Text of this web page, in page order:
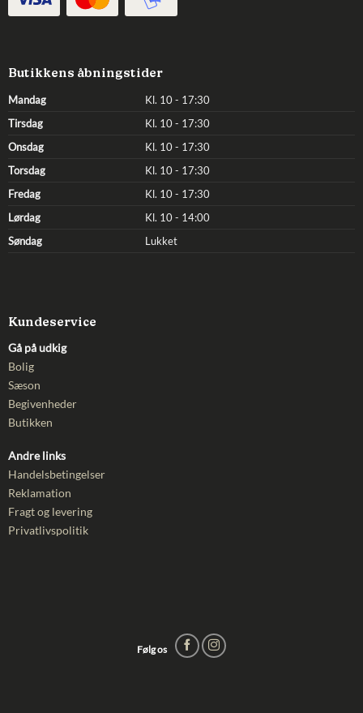
Butikkens åbningstider
Mandag
Kl. 10 - 17:30
Tirsdag
Kl. 10 - 17:30
Onsdag
Kl. 10 - 17:30
Torsdag
Kl. 10 - 17:30
Fredag
Kl. 10 - 17:30
Lørdag
Kl. 10 - 14:00
Søndag
Lukket
Kundeservice
Gå på udkig
Bolig
Sæson
Begivenheder
Butikken
Andre links
Handelsbetingelser
Reklamation
Fragt og levering
Privatlivspolitik
Følg os